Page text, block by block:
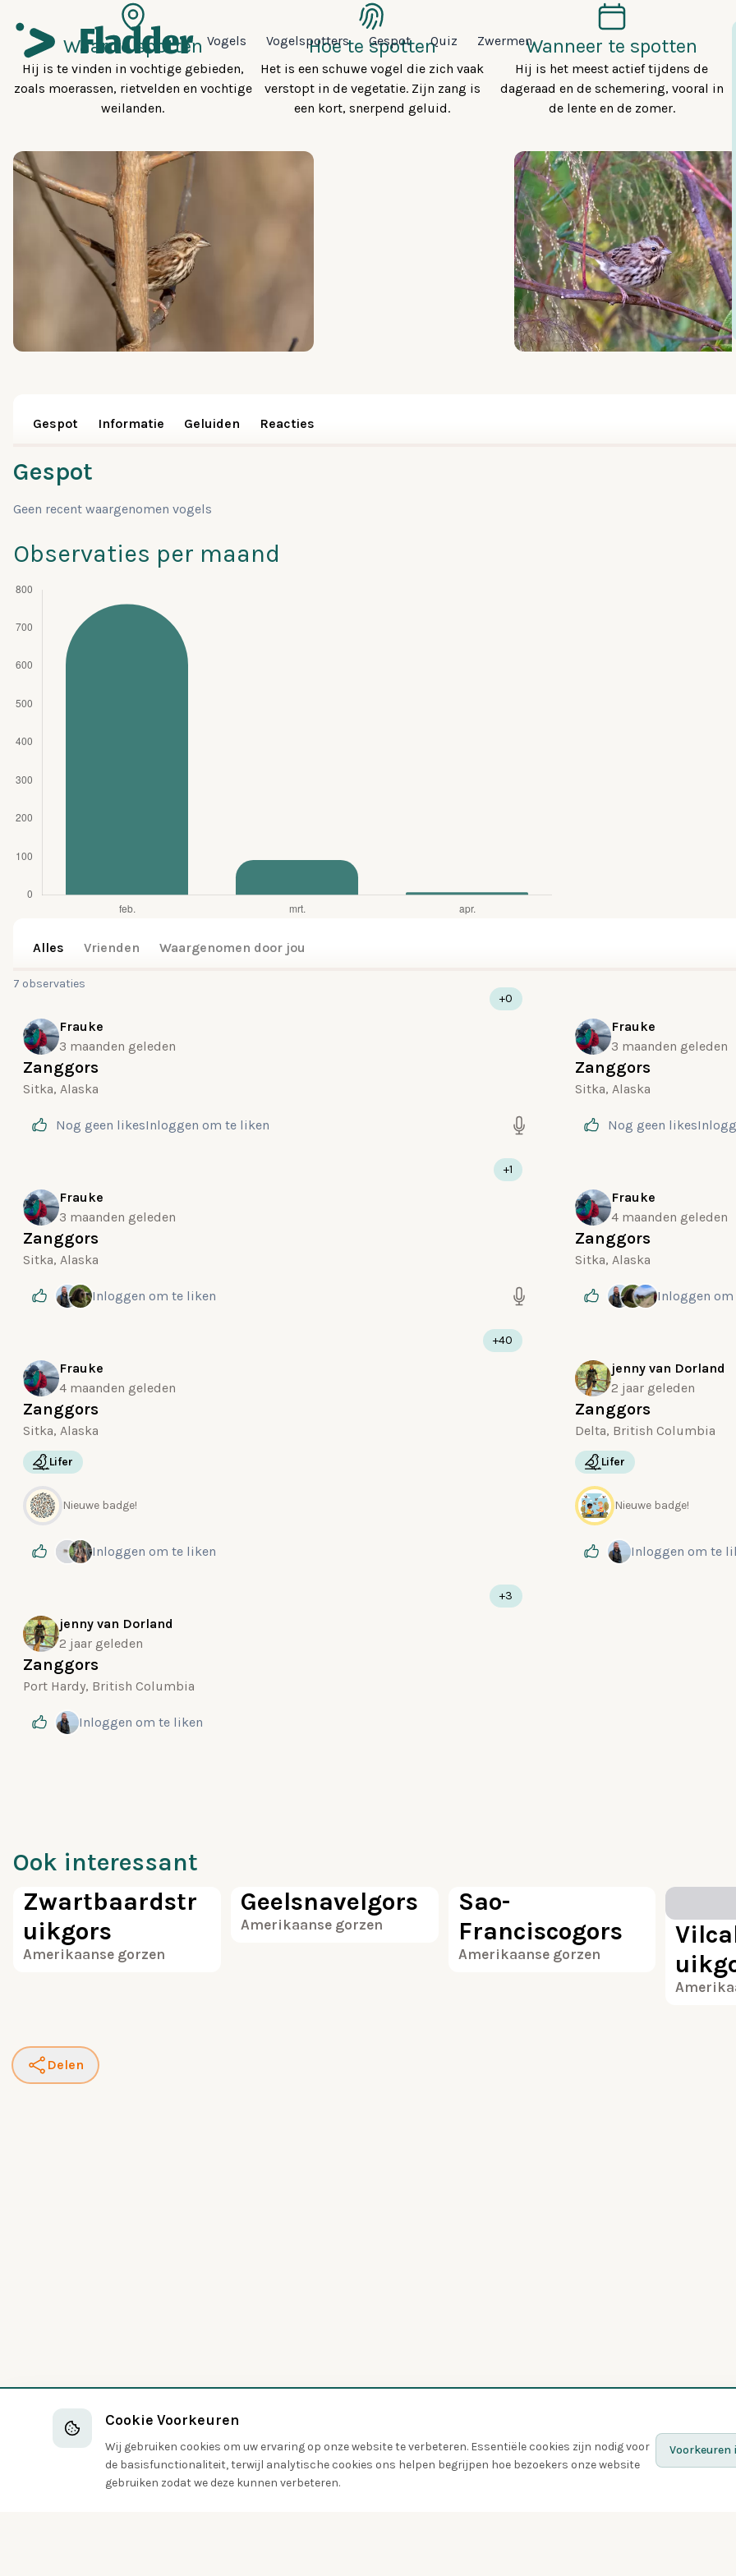
Vogels Vogelspotters Gespot Quiz Zwermen
Waar te spotten
Hij is te vinden in vochtige gebieden,
zoals moerassen, rietvelden en vochtige
weilanden.
Hoe te spotten
Het is een schuwe vogel die zich vaak
verstopt in de vegetatie. Zijn zang is
een kort, snerpend geluid.
Wanneer te spotten
Hij is het meest actief tijdens de
dageraad en de schemering, vooral in
de lente en de zomer.
Gespot Informatie Geluiden Reacties
Gespot
Geen recent waargenomen vogels
Observaties per maand
Alles Vrienden Waargenomen door jou
7 observaties
Frauke
3 maanden geleden
Zanggors
Sitka, Alaska
+0
Nog geen likesInloggen om te liken
Frauke
3 maanden geleden
Zanggors
Sitka, Alaska
Nog geen likes
Frauke
3 maanden geleden
Zanggors
Sitka, Alaska
+1
Inloggen om te liken
Frauke
4 maanden geleden
Zanggors
Sitka, Alaska
Inloggen om
Frauke
4 maanden geleden
Zanggors
Sitka, Alaska
+40
Lifer
Nieuwe badge!
Inloggen om te liken
jenny van Dorland
2 jaar geleden
Zanggors
Delta, British Columbia
Lifer
Nieuwe badge!
Inloggen om te
jenny van Dorland
2 jaar geleden
Zanggors
Port Hardy, British Columbia
+3
Inloggen om te liken
Ook interessant100
Zwartbaardstr
uikgors
Amerikaanse gorzen
Geelsnavelgors
Amerikaanse gorzen
Sao-
Franciscogors
Amerikaanse gorzen
Delen
Cookie Voorkeuren
Wij gebruiken cookies om uw ervaring op onze website te verbeteren. Essentiële cookies zijn nodig voor
de basisfunctionaliteit, terwijl analytische cookies ons helpen begrijpen hoe bezoekers onze website
gebruiken zodat we deze kunnen verbeteren.
Voorkeuren